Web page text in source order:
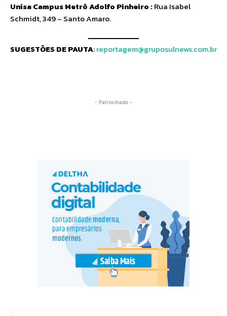
Unisa Campus Metrô Adolfo Pinheiro :Rua Isabel
Schmidt, 349 – Santo Amaro.
SUGESTÕES DE PAUTA:reportagem@gruposulnews.com.br
- Patrocinado -